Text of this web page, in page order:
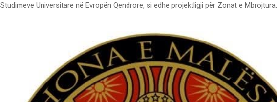
Studimeve Universitare në Evropën Qendrore, si edhe projektligji për Zonat e Mbrojtura.